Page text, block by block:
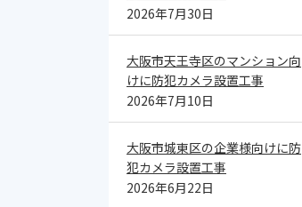
2026年7月30日
大阪市天王寺区のマンション向
けに防犯カメラ設置工事
2026年7月10日
大阪市城東区の企業様向けに防
犯カメラ設置工事
2026年6月22日